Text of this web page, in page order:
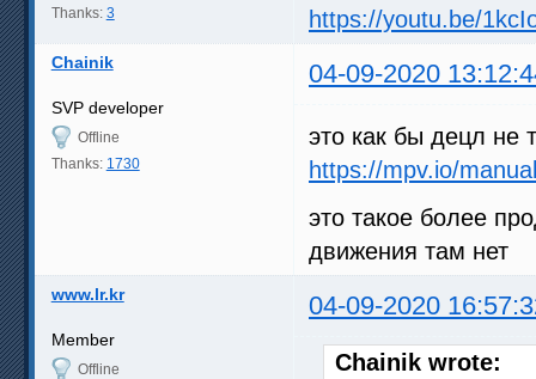
Thanks: 3
https://youtu.be/
Chainik 04-09-2020
SVP developer
Offline
Thanks: 1730
это как бы децл не
https://mpv.io/
это такое более
движения там нет
www.lr.kr 04-09-2020
Member
Offline
Chainik wrote: